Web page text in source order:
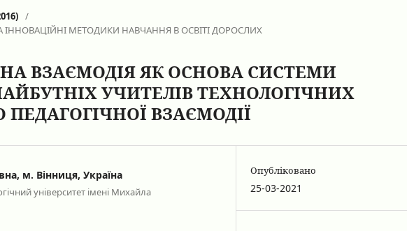
/
ІННОВАЦІЙНІ МЕТОДИКИ НАВЧАННЯ В ОСВІТІ ДОРОСЛИХ
ВЗАЄМОДІЯ ЯК ОСНОВА СИСТЕМИ
УЧИТЕЛІВ ТЕХНОЛОГІЧНИХ
ВЗАЄМОДІЇ
м. Вінниця, Україна
університет імені Михайла
Опубліковано
25-03-2021